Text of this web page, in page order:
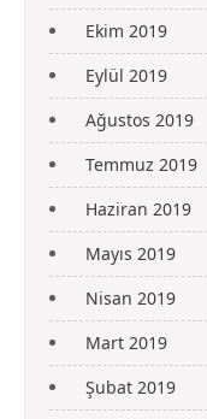
Ekim 2019
Eylül 2019
Ağustos 2019
Temmuz 2019
Haziran 2019
Mayıs 2019
Nisan 2019
Mart 2019
Şubat 2019